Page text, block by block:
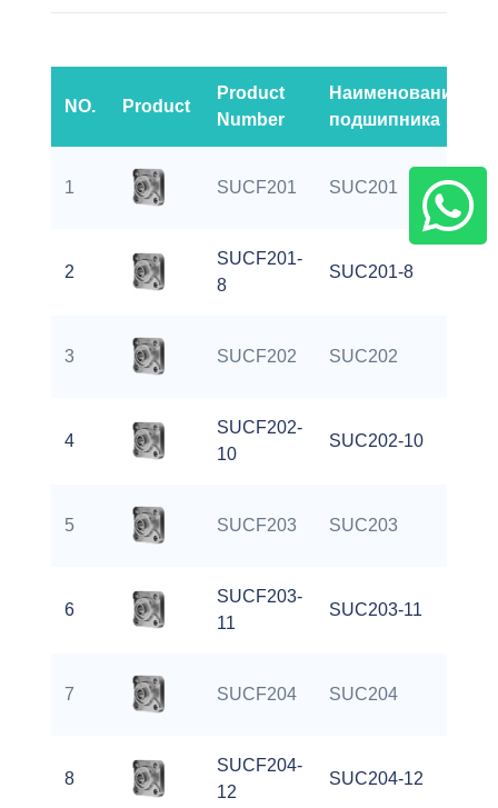
NO. Product
Product
Number
Наименование
подшипника
1 SUCF201 SUC201
2
SUCF201-
8
SUC201-8
3 SUCF202 SUC202
4
SUCF202-
10
SUC202-10
5 SUCF203 SUC203
6
SUCF203-
11
SUC203-11
7 SUCF204 SUC204
8
SUCF204-
12
SUC204-12